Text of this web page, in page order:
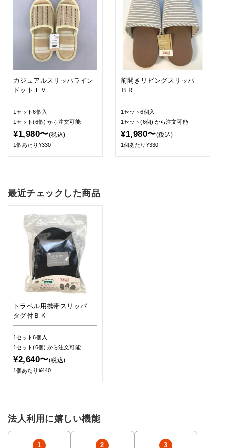
カジュアルスリッパライン
ドットＩＶ
1セット6個入
1セット(6個) から注文可能
¥1,980〜(税込)
1個あたり¥330
前開きリビングスリッパ
ＢＲ
1セット6個入
1セット(6個) から注文可能
¥1,980〜(税込)
1個あたり¥330
最近チェックした商品
トラベル用携帯スリッパ
タグ付ＢＫ
1セット6個入
1セット(6個) から注文可能
¥2,640〜(税込)
1個あたり¥440
法人利用に嬉しい機能